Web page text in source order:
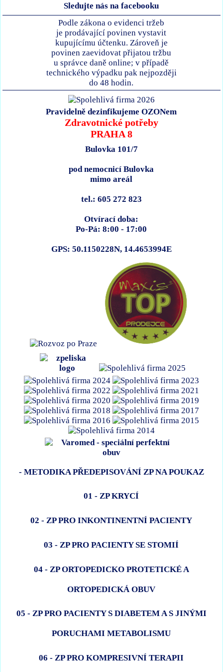
Sledujte nás na facebooku
Podle zákona o evidenci tržeb
je prodávající povinen vystavit
kupujícímu účtenku. Zároveň je
povinen zaevidovat přijatou tržbu
u správce daně online; v případě
technického výpadku pak nejpozději
do 48 hodin.
Pravidelně dezinfikujeme OZONem
Zdravotnické potřeby
PRAHA 8
Bulovka 101/7
pod nemocnicí Bulovka
mimo areál
tel.: 605 272 823
Otvírací doba:
Po-Pá: 8:00 - 17:00
GPS: 50.1150228N, 14.4653994E
- METODIKA PŘEDEPISOVÁNÍ ZP NA POUKAZ
01 - ZP KRYCÍ
02 - ZP PRO INKONTINENTNÍ PACIENTY
03 - ZP PRO PACIENTY SE STOMIÍ
04 - ZP ORTOPEDICKO PROTETICKÉ A
ORTOPEDICKÁ OBUV
05 - ZP PRO PACIENTY S DIABETEM A S JINÝMI
PORUCHAMI METABOLISMU
06 - ZP PRO KOMPRESIVNÍ TERAPII